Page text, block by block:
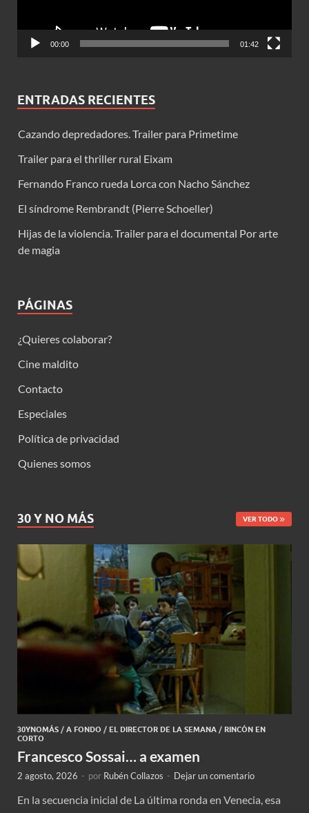
00:00 01:42
ENTRADAS RECIENTES
Cazando depredadores. Trailer para Primetime
Trailer para el thriller rural Eixam
Fernando Franco rueda Lorca con Nacho Sánchez
El síndrome Rembrandt (Pierre Schoeller)
Hijas de la violencia. Trailer para el documental Por arte
de magia
PÁGINAS
¿Quieres colaborar?
Cine maldito
Contacto
Especiales
Política de privacidad
Quienes somos
30 Y NO MÁS VER TODO
30YNOMÁS / A FONDO / EL DIRECTOR DE LA SEMANA / RINCÓN EN
CORTO
Francesco Sossai… a examen
2 agosto, 2026 - por Rubén Collazos - Dejar un comentario
En la secuencia inicial de La última ronda en Venecia, esa